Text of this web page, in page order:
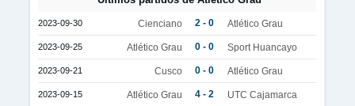
2023-09-30 Cienciano 2 - 0 Atlético Grau
2023-09-25 Atlético Grau 0 - 0 Sport Huancayo
2023-09-21 Cusco 0 - 0 Atlético Grau
2023-09-15 Atlético Grau 4 - 2 UTC Cajamarca